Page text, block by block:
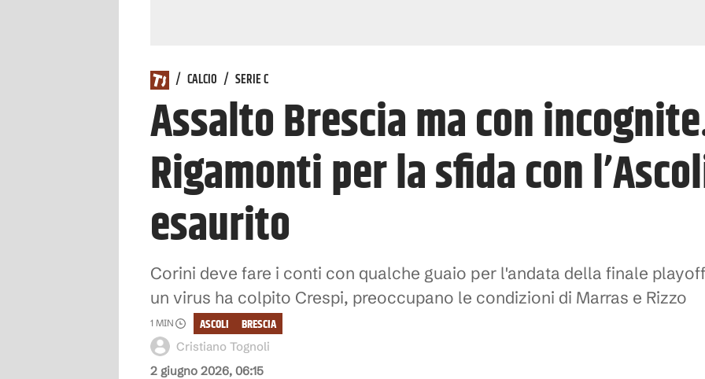
/ CALCIO / SERIE C
Assalto Brescia ma con
Rigamonti per la sfida con
esaurito
Corini deve fare i conti con qualche guaio per l'andata della finale
un virus ha colpito Crespi, preoccupano le condizioni di Marras e Rizzo
2 giugno 2026, 06:15
Cristiano Tognoli
1 MIN BRESCIA
ASCOLI